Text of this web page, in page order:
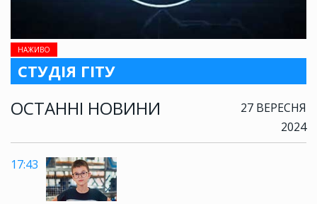
НАЖИВО
СТУДІЯ ГІТУ
ОСТАННІ НОВИНИ
27 ВЕРЕСНЯ
2024
17:43